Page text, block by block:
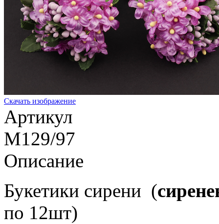
Скачать изображение
Артикул
M129/97
Описание
Букетики сирени (
по 12шт)